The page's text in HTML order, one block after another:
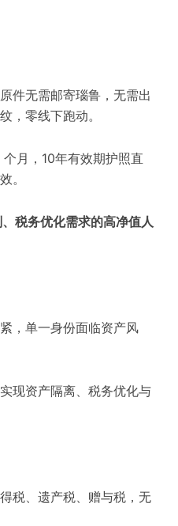
件无需邮寄瑙鲁，无需出
，零线下跑动。
月，10年有效期护照直
。
税务优化需求的高净值人
，单一身份面临资产风
现资产隔离、税务优化与
税、遗产税、赠与税，无